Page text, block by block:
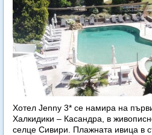
Хотел Jenny 3* се намира на
Халкидики – Касандра, в
селце Сивири. Плажната ивица в